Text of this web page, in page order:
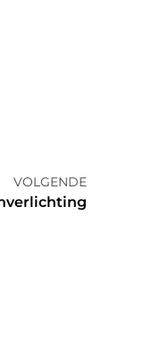
VOLGENDE